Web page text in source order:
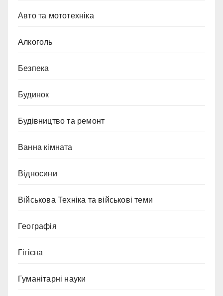
Авто та мототехніка
Алкоголь
Безпека
Будинок
Будівництво та ремонт
Ванна кімната
Відносини
Військова Техніка та військові теми
Географія
Гігієна
Гуманітарні науки